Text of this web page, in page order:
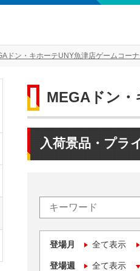
ドン・キホーテUNY魚津店ゲームコー
MEGAドン
入荷景品・プラ
登場月 全て表示
登場週 全て表示